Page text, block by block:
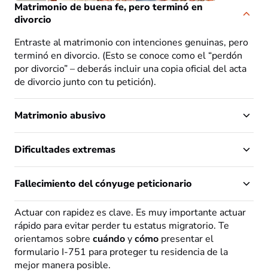
Matrimonio de buena fe, pero terminó en
divorcio
Entraste al matrimonio con intenciones genuinas, pero
terminó en divorcio. (Esto se conoce como el “perdón
por divorcio” – deberás incluir una copia oficial del acta
de divorcio junto con tu petición).
Matrimonio abusivo
Dificultades extremas
Fallecimiento del cónyuge peticionario
Actuar con rapidez es clave. Es muy importante actuar
rápido para evitar perder tu estatus migratorio. Te
orientamos sobre cuándoycómo presentar el
formulario I-751 para proteger tu residencia de la
mejor manera posible.